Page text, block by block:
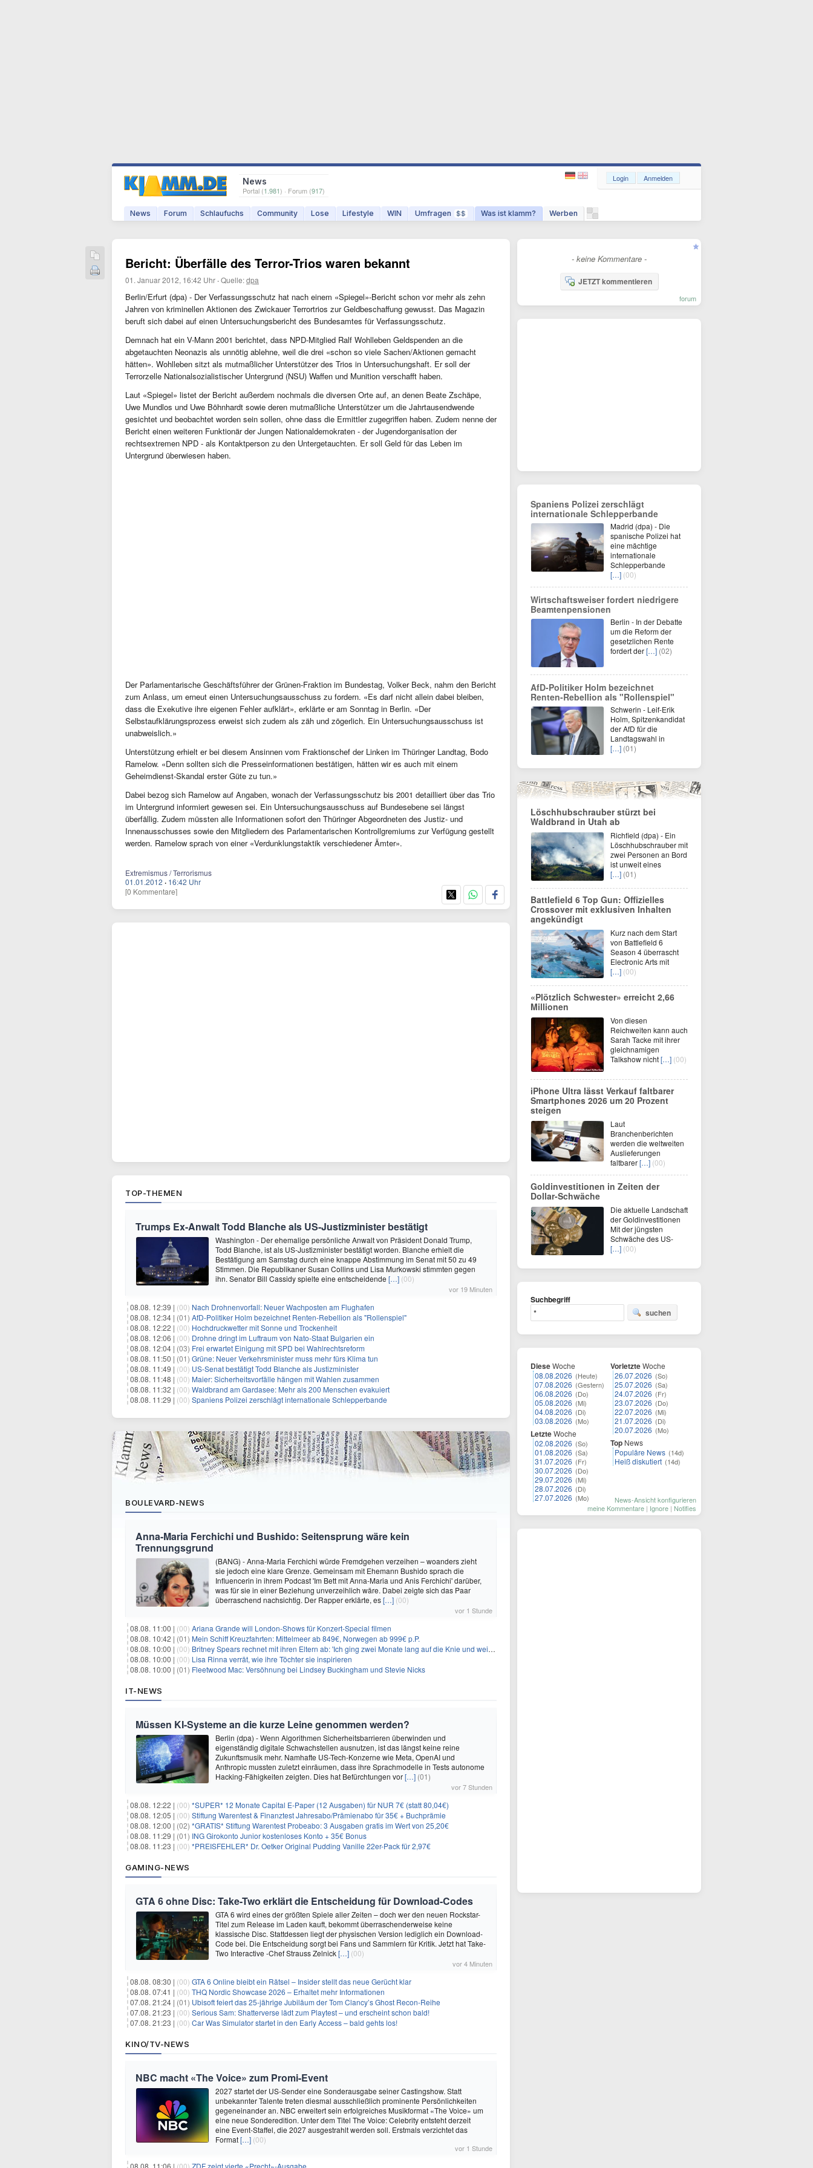
News
Portal (1.981) · Forum (917)
News Forum Schlaufuchs Community Lose Lifestyle WIN Umfragen $$ Was ist klamm? Werben
Login Anmelden
Bericht: Überfälle des Terror-Trios waren bekannt
01. Januar 2012, 16:42 Uhr ·Quelle:dpa
Berlin/Erfurt (dpa) - Der Verfassungsschutz hat nach einem «Spiegel»-Bericht schon vor mehr als zehn
Jahren von kriminellen Aktionen des Zwickauer Terrortrios zur Geldbeschaffung gewusst. Das Magazin
beruft sich dabei auf einen Untersuchungsbericht des Bundesamtes für Verfassungsschutz.
Demnach hat ein V-Mann 2001 berichtet, dass NPD-Mitglied Ralf Wohlleben Geldspenden an die
abgetauchten Neonazis als unnötig ablehne, weil die drei «schon so viele Sachen/Aktionen gemacht
hätten». Wohlleben sitzt als mutmaßlicher Unterstützer des Trios in Untersuchungshaft. Er soll der
Terrorzelle Nationalsozialistischer Untergrund (NSU) Waffen und Munition verschafft haben.
Laut «Spiegel» listet der Bericht außerdem nochmals die diversen Orte auf, an denen Beate Zschäpe,
Uwe Mundlos und Uwe Böhnhardt sowie deren mutmaßliche Unterstützer um die Jahrtausendwende
gesichtet und beobachtet worden sein sollen, ohne dass die Ermittler zugegriffen haben. Zudem nenne der
Bericht einen weiteren Funktionär der Jungen Nationaldemokraten - der Jugendorganisation der
rechtsextremen NPD - als Kontaktperson zu den Untergetauchten. Er soll Geld für das Leben im
Untergrund überwiesen haben.
Der Parlamentarische Geschäftsführer der Grünen-Fraktion im Bundestag, Volker Beck, nahm den Bericht
zum Anlass, um erneut einen Untersuchungsausschuss zu fordern. «Es darf nicht allein dabei bleiben,
dass die Exekutive ihre eigenen Fehler aufklärt», erklärte er am Sonntag in Berlin. «Der
Selbstaufklärungsprozess erweist sich zudem als zäh und zögerlich. Ein Untersuchungsausschuss ist
unabweislich.»
Unterstützung erhielt er bei diesem Ansinnen vom Fraktionschef der Linken im Thüringer Landtag, Bodo
Ramelow. «Denn sollten sich die Presseinformationen bestätigen, hätten wir es auch mit einem
Geheimdienst-Skandal erster Güte zu tun.»
Dabei bezog sich Ramelow auf Angaben, wonach der Verfassungsschutz bis 2001 detailliert über das Trio
im Untergrund informiert gewesen sei. Ein Untersuchungsausschuss auf Bundesebene sei längst
überfällig. Zudem müssten alle Informationen sofort den Thüringer Abgeordneten des Justiz- und
Innenausschusses sowie den Mitgliedern des Parlamentarischen Kontrollgremiums zur Verfügung gestellt
werden. Ramelow sprach von einer «Verdunklungstaktik verschiedener Ämter».
Extremismus / Terrorismus
01.01.2012 · 16:42 Uhr
[0 Kommentare]
TOP-THEMEN
Trumps Ex-Anwalt Todd Blanche als US-Justizminister bestätigt
Washington - Der ehemalige persönliche Anwalt von Präsident Donald Trump,
Todd Blanche, ist als US-Justizminister bestätigt worden. Blanche erhielt die
Bestätigung am Samstag durch eine knappe Abstimmung im Senat mit 50 zu 49
Stimmen. Die Republikaner Susan Collins und Lisa Murkowski stimmten gegen
ihn. Senator Bill Cassidy spielte eine entscheidende […] (00)
vor 19 Minuten
08.08. 12:39 | (00) Nach Drohnenvorfall: Neuer Wachposten am Flughafen
08.08. 12:34 | (01) AfD-Politiker Holm bezeichnet Renten-Rebellion als "Rollenspiel"
08.08. 12:22 | (00) Hochdruckwetter mit Sonne und Trockenheit
08.08. 12:06 | (00) Drohne dringt im Luftraum von Nato-Staat Bulgarien ein
08.08. 12:04 | (03) Frei erwartet Einigung mit SPD bei Wahlrechtsreform
08.08. 11:50 | (01) Grüne: Neuer Verkehrsminister muss mehr fürs Klima tun
08.08. 11:49 | (00) US-Senat bestätigt Todd Blanche als Justizminister
08.08. 11:48 | (00) Maier: Sicherheitsvorfälle hängen mit Wahlen zusammen
08.08. 11:32 | (00) Waldbrand am Gardasee: Mehr als 200 Menschen evakuiert
08.08. 11:29 | (00) Spaniens Polizei zerschlägt internationale Schlepperbande
BOULEVARD-NEWS
Anna-Maria Ferchichi und Bushido: Seitensprung wäre kein
Trennungsgrund
(BANG) - Anna-Maria Ferchichi würde Fremdgehen verzeihen – woanders zieht
sie jedoch eine klare Grenze. Gemeinsam mit Ehemann Bushido sprach die
Influencerin in ihrem Podcast 'Im Bett mit Anna-Maria und Anis Ferchichi' darüber,
was für sie in einer Beziehung unverzeihlich wäre. Dabei zeigte sich das Paar
überraschend nachsichtig. Der Rapper erklärte, es[…] (00)
vor 1 Stunde
08.08. 11:00 | (00) Ariana Grande will London-Shows für Konzert-Special filmen
08.08. 10:42 | (01) Mein Schiff Kreuzfahrten: Mittelmeer ab 849€, Norwegen ab 999€ p.P.
08.08. 10:00 | (00) Britney Spears rechnet mit ihren Eltern ab: 'Ich ging zwei Monate lang auf die Knie und weinte'
08.08. 10:00 | (00) Lisa Rinna verrät, wie ihre Töchter sie inspirieren
08.08. 10:00 | (01) Fleetwood Mac: Versöhnung bei Lindsey Buckingham und Stevie Nicks
IT-NEWS
Müssen KI-Systeme an die kurze Leine genommen werden?
Berlin (dpa) - Wenn Algorithmen Sicherheitsbarrieren überwinden und
eigenständig digitale Schwachstellen ausnutzen, ist das längst keine reine
Zukunftsmusik mehr. Namhafte US-Tech-Konzerne wie Meta, OpenAI und
Anthropic mussten zuletzt einräumen, dass ihre Sprachmodelle in Tests autonome
Hacking-Fähigkeiten zeigten. Dies hat Befürchtungen vor[…] (01)
vor 7 Stunden
08.08. 12:22 | (00) *SUPER* 12 Monate Capital E-Paper (12 Ausgaben) für NUR 7€ (statt 80,04€)
08.08. 12:05 | (00) Stiftung Warentest & Finanztest Jahresabo/Prämienabo für 35€ + Buchprämie
08.08. 12:00 | (02) *GRATIS* Stiftung Warentest Probeabo: 3 Ausgaben gratis im Wert von 25,20€
08.08. 11:29 | (01) ING Girokonto Junior kostenloses Konto + 35€ Bonus
08.08. 11:23 | (00) *PREISFEHLER* Dr. Oetker Original Pudding Vanille 22er-Pack für 2,97€
GAMING-NEWS
GTA 6 ohne Disc: Take-Two erklärt die Entscheidung für Download-Codes
GTA 6 wird eines der größten Spiele aller Zeiten – doch wer den neuen Rockstar-
Titel zum Release im Laden kauft, bekommt überraschenderweise keine
klassische Disc. Stattdessen liegt der physischen Version lediglich ein Download-
Code bei. Die Entscheidung sorgt bei Fans und Sammlern für Kritik. Jetzt hat Take-
Two Interactive -Chef Strauss Zelnick[…] (00)
vor 4 Minuten
08.08. 08:30 | (00) GTA 6 Online bleibt ein Rätsel – Insider stellt das neue Gerücht klar
08.08. 07:41 | (00) THQ Nordic Showcase 2026 – Erhaltet mehr Informationen
07.08. 21:24 | (01) Ubisoft feiert das 25-jährige Jubiläum der Tom Clancy’s Ghost Recon-Reihe
07.08. 21:23 | (00) Serious Sam: Shatterverse lädt zum Playtest – und erscheint schon bald!
07.08. 21:23 | (00) Car Was Simulator startet in den Early Access – bald gehts los!
KINO/TV-NEWS
NBC macht «The Voice» zum Promi-Event
2027 startet der US-Sender eine Sonderausgabe seiner Castingshow. Statt
unbekannter Talente treten diesmal ausschließlich prominente Persönlichkeiten
gegeneinander an. NBC erweitert sein erfolgreiches Musikformat «The Voice» um
eine neue Sonderedition. Unter dem Titel The Voice: Celebrity entsteht derzeit
eine Event-Staffel, die 2027 ausgestrahlt werden soll. Erstmals verzichtet das
Format[…] (00)
vor 1 Stunde
08.08. 11:06 | (00) ZDF zeigt vierte «Precht»-Ausgabe
- keine Kommentare -
JETZT kommentieren
forum
Spaniens Polizei zerschlägt
internationale Schlepperbande
Madrid (dpa) - Die
spanische Polizei hat
eine mächtige
internationale
Schlepperbande
[…] (00)
Wirtschaftsweiser fordert niedrigere
Beamtenpensionen
Berlin - In der Debatte
um die Reform der
gesetzlichen Rente
fordert der[…] (02)
AfD-Politiker Holm bezeichnet
Renten-Rebellion als "Rollenspiel"
Schwerin - Leif-Erik
Holm, Spitzenkandidat
der AfD für die
Landtagswahl in
[…] (01)
Löschhubschrauber stürzt bei
Waldbrand in Utah ab
Richfield (dpa) - Ein
Löschhubschrauber mit
zwei Personen an Bord
ist unweit eines
[…] (01)
Battlefield 6 Top Gun: Offizielles
Crossover mit exklusiven Inhalten
angekündigt
Kurz nach dem Start
von Battlefield 6
Season 4 überrascht
Electronic Arts mit
[…] (00)
«Plötzlich Schwester» erreicht 2,66
Millionen
Von diesen
Reichweiten kann auch
Sarah Tacke mit ihrer
gleichnamigen
Talkshow nicht[…] (00)
iPhone Ultra lässt Verkauf faltbarer
Smartphones 2026 um 20 Prozent
steigen
Laut
Branchenberichten
werden die weltweiten
Auslieferungen
faltbarer[…] (00)
Goldinvestitionen in Zeiten der
Dollar-Schwäche
Die aktuelle Landschaft
der Goldinvestitionen
Mit der jüngsten
Schwäche des US-
[…] (00)
Suchbegriff
suchen
DieseWoche
08.08.2026 (Heute)
07.08.2026 (Gestern)
06.08.2026 (Do)
05.08.2026 (Mi)
04.08.2026 (Di)
03.08.2026 (Mo)
LetzteWoche
02.08.2026 (So)
01.08.2026 (Sa)
31.07.2026 (Fr)
30.07.2026 (Do)
29.07.2026 (Mi)
28.07.2026 (Di)
27.07.2026 (Mo)
VorletzteWoche
26.07.2026 (So)
25.07.2026 (Sa)
24.07.2026 (Fr)
23.07.2026 (Do)
22.07.2026 (Mi)
21.07.2026 (Di)
20.07.2026 (Mo)
Top News
Populäre News (14d)
Heiß diskutiert (14d)
News-Ansicht konfigurieren
meine Kommentare | Ignore | Notifies